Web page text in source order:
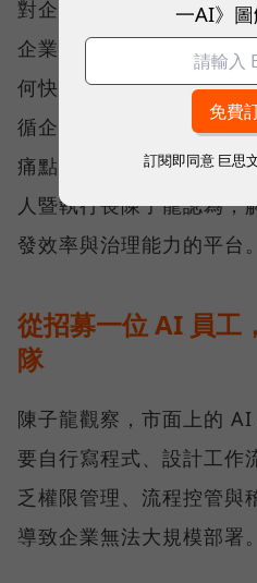
對企業來說，打造一隻
企業需求的是數十、甚
何快速招募、有效管理，
循企業的權限規範與治理
痛點。對此，SUPER 8
人暨執行長陳子龍認為，
發效率與治理能力的平台。
從招募一位 AI 員工
隊
陳子龍觀察，市面上的
要自行寫程式、設計工作
乏權限管理、流程控管與
導致企業無法大規模部署。
一AI》
訂閱即同意 巨思